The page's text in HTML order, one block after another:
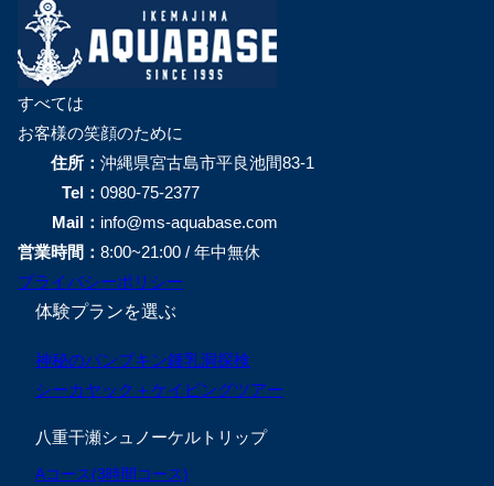
すべては
お客様の笑顔のために
住所： 沖縄県宮古島市平良池間83-1
Tel： 0980-75-2377
Mail： info@ms-aquabase.com
営業時間： 8:00~21:00 / 年中無休
プライバシーポリシー
体験プランを選ぶ
神秘のパンプキン鍾乳洞探検
シーカヤック＋ケイビングツアー
八重干瀬シュノーケルトリップ
Aコース(3時間コース)